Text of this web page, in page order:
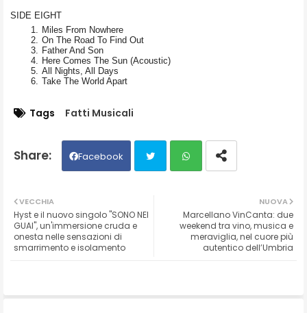
SIDE EIGHT
Miles From Nowhere
On The Road To Find Out
Father And Son
Here Comes The Sun (Acoustic)
All Nights, All Days
Take The World Apart
Tags Fatti Musicali
Facebook
ter ats
NUOVA
Marcellano VinCanta: due
weekend tra vino, musica e
meraviglia, nel cuore più
autentico dell’Umbria
VECCHIA
Hyst e il nuovo singolo "SONO NEI
GUAI", un'immersione cruda e
onesta nelle sensazioni di
smarrimento e isolamento